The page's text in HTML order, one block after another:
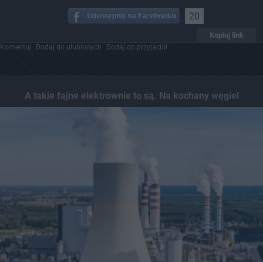
20
Kopiuj link
Komentuj Dodaj do ulubionych Dodaj do przyjaciół
A takie fajne elektrownie to są. Na kochany węgiel